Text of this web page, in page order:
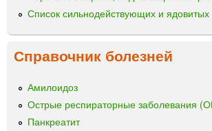
Список сильнодействующих и
Справочник болезней
Амилоидоз
Острые респираторные заболевания
Панкреатит